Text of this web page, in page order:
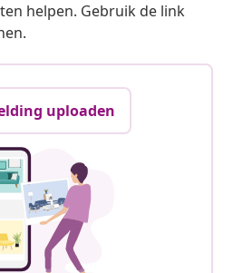
helpen. Gebruik de link
uploaden